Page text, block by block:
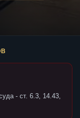
- ст. 6.3, 14.43,